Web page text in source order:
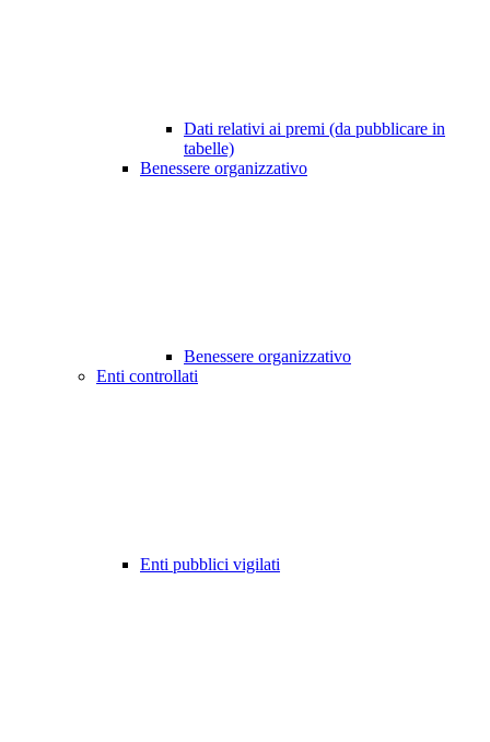
Dati relativi ai premi (da pubblicare in
tabelle)
Benessere organizzativo
Benessere organizzativo
Enti controllati
Enti pubblici vigilati